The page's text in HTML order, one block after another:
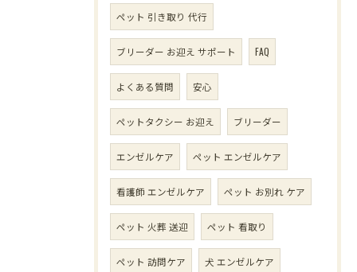
ペット 引き取り 代行
ブリーダー お迎え サポート FAQ
よくある質問 安心
ペットタクシー お迎え ブリーダー
エンゼルケア ペット エンゼルケア
看護師 エンゼルケア ペット お別れ ケア
ペット 火葬 送迎 ペット 看取り
ペット 訪問ケア 犬 エンゼルケア